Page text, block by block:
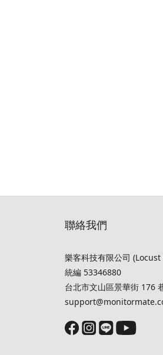
聯絡我們
樂客科技有限公司 (Locust
統編 53346880
台北市文山區景華街 176